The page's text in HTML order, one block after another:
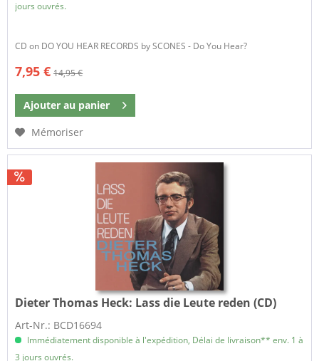
jours ouvrés.
CD on DO YOU HEAR RECORDS by SCONES - Do You Hear?
7,95 € 14,95 €
Ajouter au panier
Mémoriser
Dieter Thomas Heck: Lass die Leute reden (CD)
Art-Nr.: BCD16694
Immédiatement disponible à l'expédition, Délai de livraison** env. 1 à
3 jours ouvrés.